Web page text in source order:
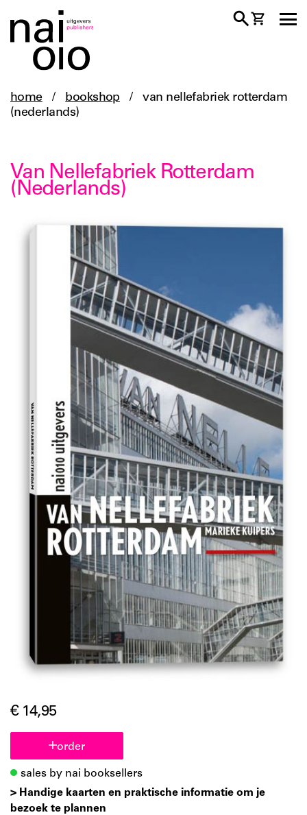
home / bookshop /
van nellefabriek rotterdam
(nederlands)
Van Nellefabriek Rotterdam
(Nederlands)
€ 14,95
order
sales by nai booksellers
> Handige kaarten en praktische informatie om je
bezoek te plannen